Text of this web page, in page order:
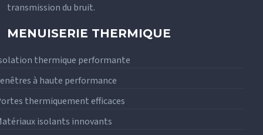
transmission du bruit.
MENUISERIE THERMIQUE
thermique performante
à haute performance
thermiquement efficaces
isolants innovants